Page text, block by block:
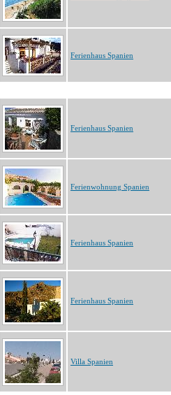
Ferienhaus Spanien
Ferienhaus Spanien
Ferienwohnung Spanien
Ferienhaus Spanien
Ferienhaus Spanien
Villa Spanien